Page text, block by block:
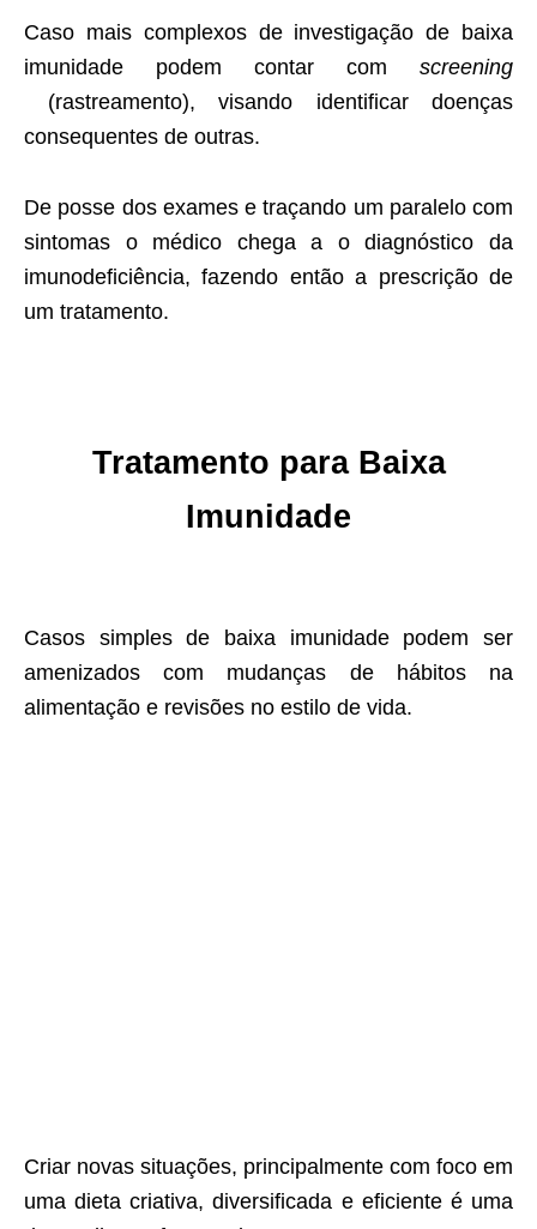
Caso mais complexos de investigação de baixa
imunidade podem contar com screening
(rastreamento), visando identificar doenças
consequentes de outras.
De posse dos exames e traçando um paralelo com
sintomas o médico chega a o diagnóstico da
imunodeficiência, fazendo então a prescrição de
um tratamento.
Tratamento para Baixa
Imunidade
Casos simples de baixa imunidade podem ser
amenizados com mudanças de hábitos na
alimentação e revisões no estilo de vida.
Criar novas situações, principalmente com foco em
uma dieta criativa, diversificada e eficiente é uma